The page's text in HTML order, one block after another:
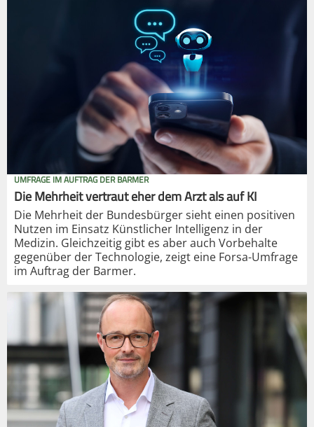
UMFRAGE IM AUFTRAG DER BARMER
Die Mehrheit vertraut eher dem Arzt als auf KI
Die Mehrheit der Bundesbürger sieht einen positiven
Nutzen im Einsatz Künstlicher Intelligenz in der
Medizin. Gleichzeitig gibt es aber auch Vorbehalte
gegenüber der Technologie, zeigt eine Forsa-Umfrage
im Auftrag der Barmer.